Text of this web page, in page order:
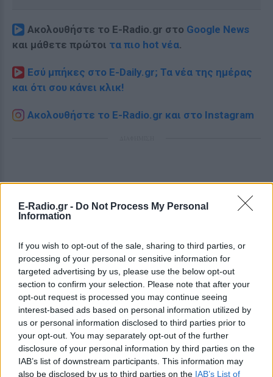
E-Radio.gr - Do Not Process My Personal
Information
If you wish to opt-out of the sale, sharing to third parties, or
processing of your personal or sensitive information for
targeted advertising by us, please use the below opt-out
section to confirm your selection. Please note that after your
opt-out request is processed you may continue seeing
interest-based ads based on personal information utilized by
us or personal information disclosed to third parties prior to
your opt-out. You may separately opt-out of the further
disclosure of your personal information by third parties on the
IAB’s list of downstream participants. This information may
also be disclosed by us to third parties on the IAB’s List of
Ακολουθήστε το E-Radio.gr στο Google News
και μάθετε πρώτοι τα πιο hot νέα.
Εσύ μπήκες στο E-Daily.gr; Τα νέα της ημέρας
και ότι σου κάνει κλικ!
Ακολουθήστε το E-Radio.gr και στο Instagram